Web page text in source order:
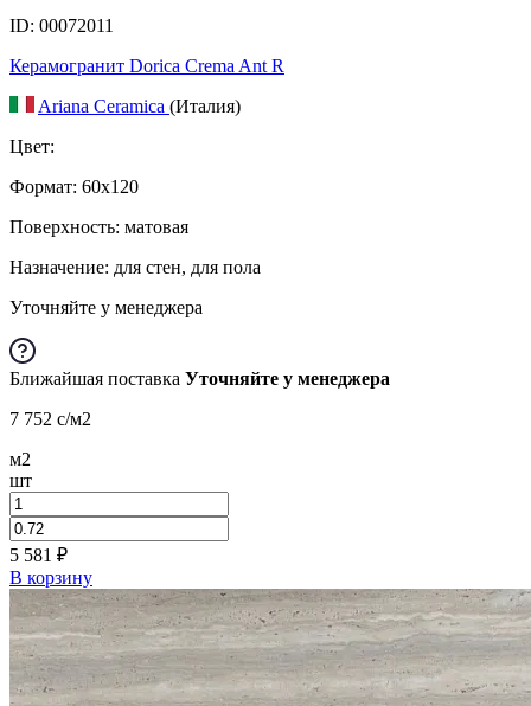
ID: 00072011
Керамогранит Dorica Crema Ant R
Ariana Ceramica (Италия)
Цвет:
Формат: 60x120
Поверхность: матовая
Назначение: для стен, для пола
Уточняйте у менеджера
Ближайшая поставка Уточняйте у менеджера
7 752 c/м2
м2
шт
5 581 ₽
В корзину